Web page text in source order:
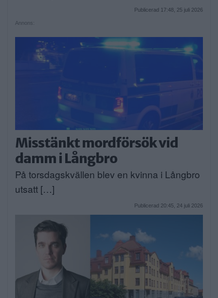
Publicerad 17:48, 25 juli 2026
Annons:
Misstänkt mordförsök vid
damm i Långbro
På torsdagskvällen blev en kvinna i Långbro
utsatt […]
Publicerad 20:45, 24 juli 2026